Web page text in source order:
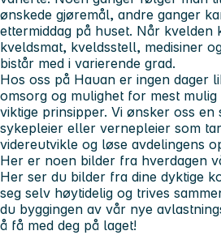
ønskede gjøremål, andre ganger
ettermiddag på huset. Når kvelden
kveldsmat, kveldsstell, medisiner
bistår med i varierende grad.
Hos oss på Hauan er ingen dager
omsorg og mulighet for mest
viktige prinsipper. Vi ønsker oss en
sykepleier eller vernepleier som
videreutvikle og løse avdelingens
Her er noen bilder fra hverdagen
Her ser du bilder fra dine dyktige
seg selv høytidelig og trives
du byggingen av vår nye
å få med deg på laget!